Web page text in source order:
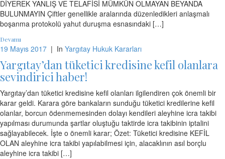
DİYEREK YANLIŞ VE TELAFİSİ MÜMKÜN OLMAYAN BEYANDA
BULUNMAYIN Çiftler genellikle aralarında düzenledikleri anlaşmalı
boşanma protokolü yahut duruşma esnasındaki […]
Devamı
19 Mayıs 2017 | In Yargıtay Hukuk Kararları
Yargıtay’dan tüketici kredisine kefil olanlara
sevindirici haber!
Yargıtay’dan tüketici kredisine kefil olanları ilgilendiren çok önemli bir
karar geldi. Karara göre bankaların sunduğu tüketici kredilerine kefil
olanlar, borcun ödenmemesinden dolayı kendileri aleyhine icra takibi
yapılması durumunda şartlar oluştuğu taktirde icra takibinin iptalini
sağlayabilecek. İşte o önemli karar; Özet: Tüketici kredisine KEFİL
OLAN aleyhine icra takibi yapılabilmesi için, alacaklının asıl borçlu
aleyhine icra takibi […]